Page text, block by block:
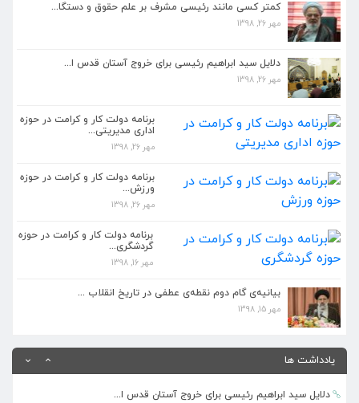
کمتر کسی مانند رئیسی مشرف بر علم حقوق و دستگا...
مهر 26, 1398
دلایل سید ابراهیم رئیسی برای خروج آستان قدس ا...
مهر 26, 1398
برنامه دولت کار و کرامت در حوزه
اداری مدیریتی...
مهر 26, 1398
برنامه دولت کار و کرامت در حوزه
ورزش...
مهر 26, 1398
برنامه دولت کار و کرامت در حوزه
گردشگری...
مهر 16, 1398
بیانیه‌ی گام دوم نقطه‌ی عطفی در تاریخ انقلاب ...
مهر 15, 1398
یادداشت ها
کمتر کسی مانند رئیسی مشرف بر علم حقوق و دستگا...
دلایل سید ابراهیم رئیسی برای خروج آستان قدس ا...
برنامه دولت کار و کرامت در حوزه اداری مدیریتی...
مهر 26, 1398
مهر 26, 1398
مهر 26, 1398
دلایل سید ابراهیم رئیسی برای خروج آستان قدس ا...